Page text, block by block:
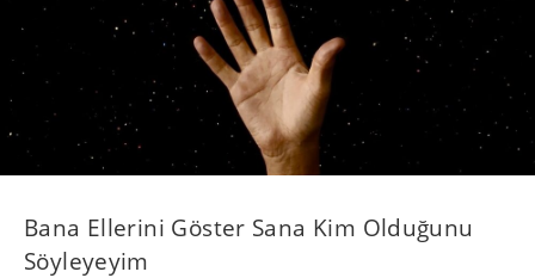
Bana Ellerini Göster Sana Kim Olduğunu
Söyleyeyim